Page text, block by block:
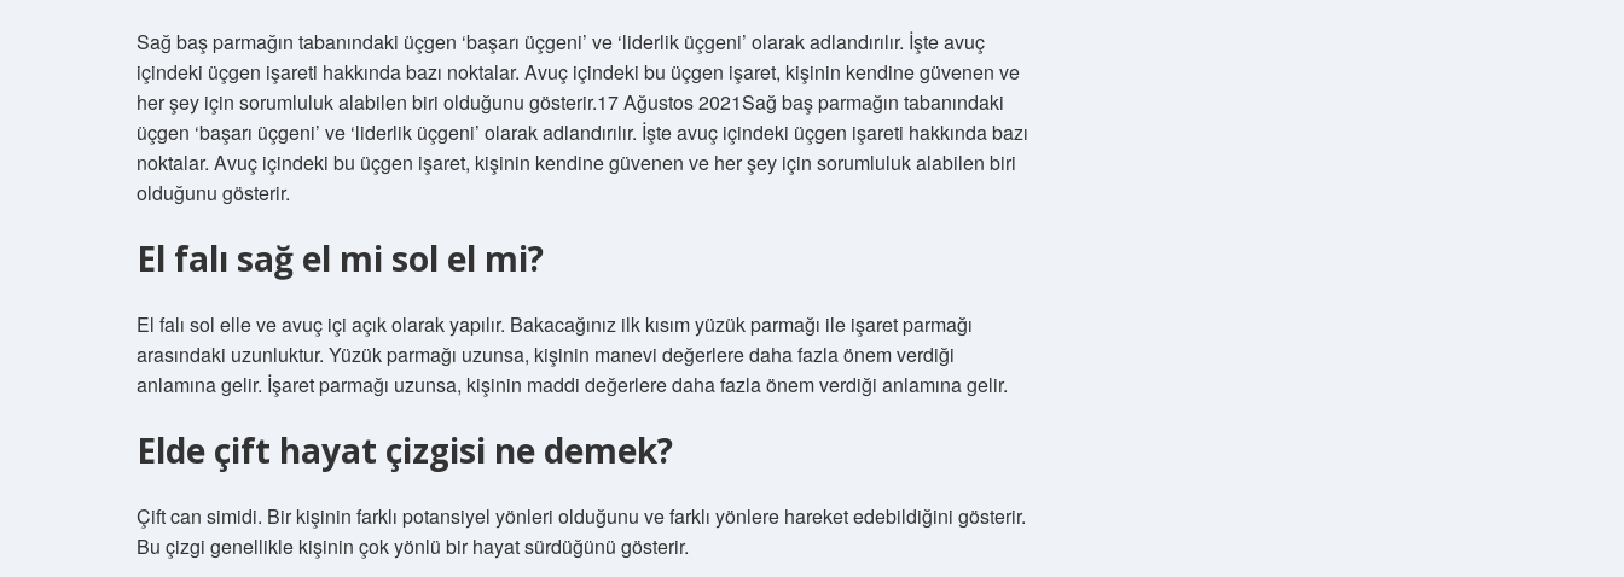
Sağ baş parmağın tabanındaki üçgen ‘başarı üçgeni’ ve ‘liderlik üçgeni’ olarak adlandırılır. İşte avuç
içindeki üçgen işareti hakkında bazı noktalar. Avuç içindeki bu üçgen işaret, kişinin kendine güvenen ve
her şey için sorumluluk alabilen biri olduğunu gösterir.17 Ağustos 2021Sağ baş parmağın tabanındaki
üçgen ‘başarı üçgeni’ ve ‘liderlik üçgeni’ olarak adlandırılır. İşte avuç içindeki üçgen işareti hakkında bazı
noktalar. Avuç içindeki bu üçgen işaret, kişinin kendine güvenen ve her şey için sorumluluk alabilen biri
olduğunu gösterir.
El falı sağ el mi sol el mi?
El falı sol elle ve avuç içi açık olarak yapılır. Bakacağınız ilk kısım yüzük parmağı ile işaret parmağı
arasındaki uzunluktur. Yüzük parmağı uzunsa, kişinin manevi değerlere daha fazla önem verdiği
anlamına gelir. İşaret parmağı uzunsa, kişinin maddi değerlere daha fazla önem verdiği anlamına gelir.
Elde çift hayat çizgisi ne demek?
Çift can simidi. Bir kişinin farklı potansiyel yönleri olduğunu ve farklı yönlere hareket edebildiğini gösterir.
Bu çizgi genellikle kişinin çok yönlü bir hayat sürdüğünü gösterir.